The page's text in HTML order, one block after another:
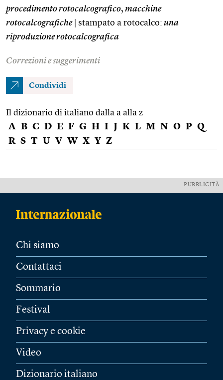
procedimento rotocalcografico, macchine
rotocalcografiche
stampato a rotocalco: una
riproduzione rotocalcografica
Correzioni e suggerimenti
Condividi
Il dizionario di italiano dalla a alla z
A B C D E F G H I J K L M N O P Q
R S T U V W X Y Z
PUBBLICITÀ
Chi siamo
Contattaci
Sommario
Festival
Privacy e cookie
Video
Dizionario italiano